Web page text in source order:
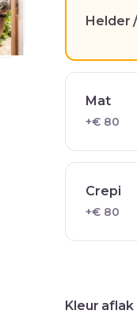
Helder
Mat
+€ 80
Crepi
+€ 80
Kleur aflak